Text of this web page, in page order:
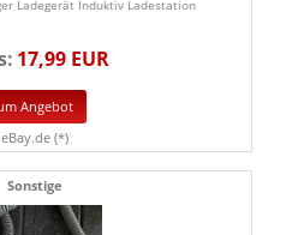
Ladegerät Induktiv Ladestation
17,99 EUR
Angebot
eBay.de (*)
Sonstige